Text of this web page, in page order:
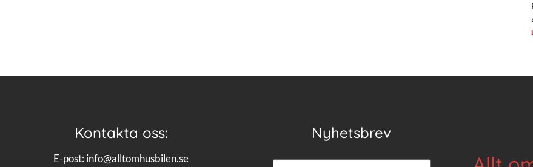
Kontakta oss:
E-post: info@alltomhusbilen.se
Nyhetsbrev